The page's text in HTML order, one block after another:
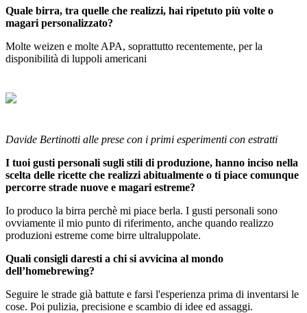
Quale birra, tra quelle che realizzi, hai ripetuto più volte o
magari personalizzato?
Molte weizen e molte APA, soprattutto recentemente, per la
disponibilità di luppoli americani
Davide Bertinotti alle prese con i primi esperimenti con estratti
I tuoi gusti personali sugli stili di produzione, hanno inciso nella
scelta delle ricette che realizzi abitualmente o ti piace comunque
percorre strade nuove e magari estreme?
Io produco la birra perchè mi piace berla. I gusti personali sono
ovviamente il mio punto di riferimento, anche quando realizzo
produzioni estreme come birre ultraluppolate.
Quali consigli daresti a chi si avvicina al mondo
dell’homebrewing?
Seguire le strade già battute e farsi l'esperienza prima di inventarsi le
cose. Poi pulizia, precisione e scambio di idee ed assaggi.